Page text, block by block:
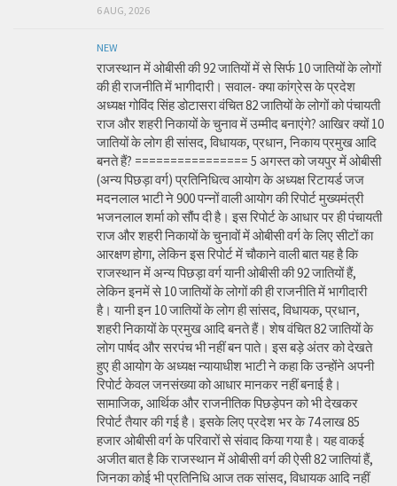
6 AUG, 2026
NEW
राजस्थान में ओबीसी की 92 जातियों में से सिर्फ 10 जातियों के लोगों
की ही राजनीति में भागीदारी। सवाल- क्या कांग्रेस के प्रदेश
अध्यक्ष गोविंद सिंह डोटासरा वंचित 82 जातियों के लोगों को पंचायती
राज और शहरी निकायों के चुनाव में उम्मीद बनाएंगे? आखिर क्यों 10
जातियों के लोग ही सांसद, विधायक, प्रधान, निकाय प्रमुख आदि
बनते हैं? ================ 5 अगस्त को जयपुर में ओबीसी
(अन्य पिछड़ा वर्ग) प्रतिनिधित्व आयोग के अध्यक्ष रिटायर्ड जज
मदनलाल भाटी ने 900 पन्नों वाली आयोग की रिपोर्ट मुख्यमंत्री
भजनलाल शर्मा को सौंप दी है। इस रिपोर्ट के आधार पर ही पंचायती
राज और शहरी निकायों के चुनावों में ओबीसी वर्ग के लिए सीटों का
आरक्षण होगा, लेकिन इस रिपोर्ट में चौकाने वाली बात यह है कि
राजस्थान में अन्य पिछड़ा वर्ग यानी ओबीसी की 92 जातियों हैं,
लेकिन इनमें से 10 जातियों के लोगों की ही राजनीति में भागीदारी
है। यानी इन 10 जातियों के लोग ही सांसद, विधायक, प्रधान,
शहरी निकायों के प्रमुख आदि बनते हैं। शेष वंचित 82 जातियों के
लोग पार्षद और सरपंच भी नहीं बन पाते। इस बड़े अंतर को देखते
हुए ही आयोग के अध्यक्ष न्यायाधीश भाटी ने कहा कि उन्होंने अपनी
रिपोर्ट केवल जनसंख्या को आधार मानकर नहीं बनाई है।
सामाजिक, आर्थिक और राजनीतिक पिछड़ेपन को भी देखकर
रिपोर्ट तैयार की गई है। इसके लिए प्रदेश भर के 74 लाख 85
हजार ओबीसी वर्ग के परिवारों से संवाद किया गया है। यह वाकई
अजीत बात है कि राजस्थान में ओबीसी वर्ग की ऐसी 82 जातियां हैं,
जिनका कोई भी प्रतिनिधि आज तक सांसद, विधायक आदि नहीं